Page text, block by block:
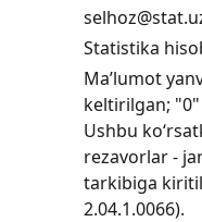
Statistika
Ma’lumot
keltirilgan;
Ushbu
rezavorlar -
tarkibiga
2.04.1.0066).